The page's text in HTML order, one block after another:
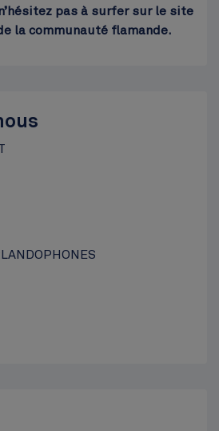
pas à surfer sur le site
la communauté flamande.